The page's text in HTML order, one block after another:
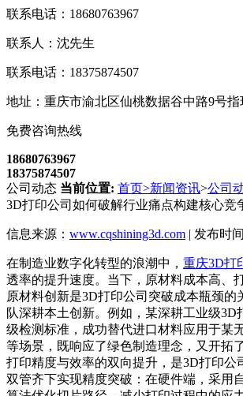
联系电话：18680763967
联系人：沈先生
联系电话：18375874507
地址：重庆市渝北区仙桃数据谷中路9号
免费咨询热线
18680763967
18375874507
公司动态 当前位置: 首页>新闻资讯>公司
3D打印公司如何破解行业痛点构建核心竞
信息来源： www.cqshining3d.com | 发布时
在制造业数字化转型的浪潮中， 重庆3D打
透率的提升速度。当下，原材料成本高、
原材料创新是3D打印公司突破成本瓶颈
队深耕本土创新。例如，某深耕工业级
级检测标准，成功替代进口材料应用于某
等场景，既响应了绿色制造理念，又开拓
打印精度与效率的双向提升，是3D打印
双管齐下实现精度突破：在硬件端，采用